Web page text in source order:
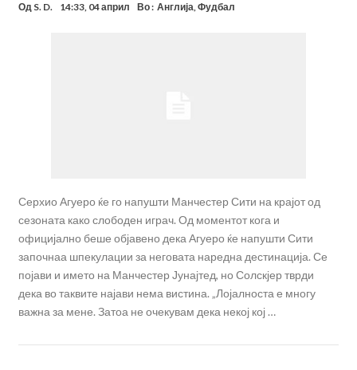
Од S. D. 14:33, 04 април Во : Англија,Фудбал
Серхио Агуеро ќе го напушти Манчестер Сити на крајот од
сезоната како слободен играч. Од моментот кога и
официјално беше објавено дека Агуеро ќе напушти Сити
започнаа шпекулации за неговата наредна дестинација. Се
појави и името на Манчестер Јунајтед, но Солскјер тврди
дека во таквите најави нема вистина. „Лојалноста е многу
важна за мене. Затоа не очекувам дека некој кој …